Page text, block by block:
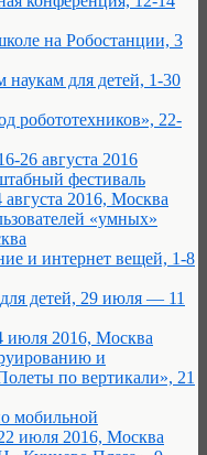
на Робостанции, 3
для детей, 1-30
робототехников», 22-
26 августа 2016
фестиваль
2016, Москва
«умных»
и интернет вещей, 1-8
детей, 29 июля — 11
июля 2016, Москва
и
по вертикали», 21
мобильной
июля 2016, Москва